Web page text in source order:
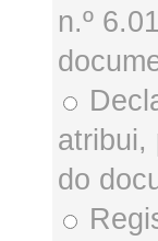
n.º
atribui,
do